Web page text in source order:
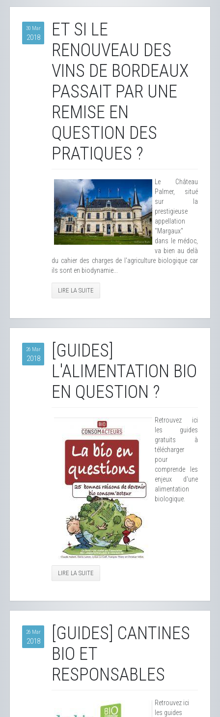
30 Mar
2018
ET SI LE
RENOUVEAU DES
VINS DE BORDEAUX
PASSAIT PAR UNE
REMISE EN
QUESTION DES
PRATIQUES ?
Le Château
Palmer, situé
sur la
prestigieuse
appellation
"Margaux"
dans le médoc,
va bien au delà
du cahier des charges de l'agriculture biologique car
ils sont en biodynamie...
LIRE LA SUITE
26 Mar
2018
[GUIDES]
L'ALIMENTATION BIO
EN QUESTION ?
Retrouvez ici
les guides
gratuits à
télécharger
pour
comprende les
enjeux d'une
alimentation
biologique.
LIRE LA SUITE
26 Mar
2018
[GUIDES] CANTINES
BIO ET
RESPONSABLES
Retrouvez ici
les guides